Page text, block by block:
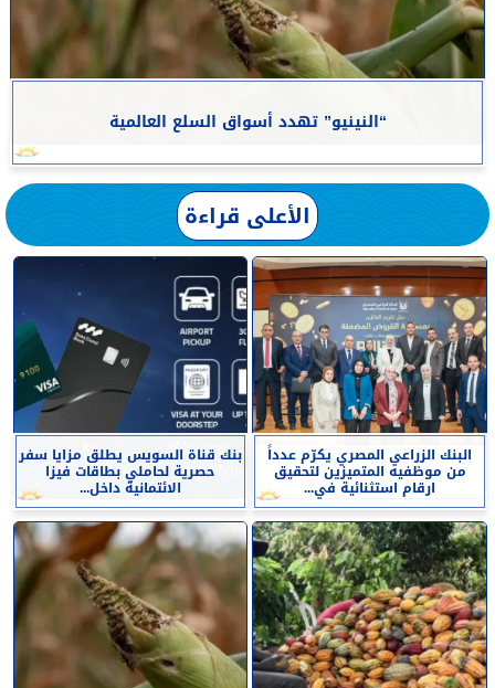
“النينيو” تهدد أسواق السلع العالمية
الأعلى قراءة
البنك الزراعي المصري يكرّم عدداً
من موظفيه المتميزين لتحقيق
ارقام استثنائية في...
بنك قناة السويس يطلق مزايا سفر
حصرية لحاملي بطاقات فيزا
الائتمانية داخل...